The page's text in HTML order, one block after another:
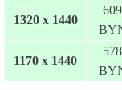
1320 х 1440
609
1170 х 1440
578